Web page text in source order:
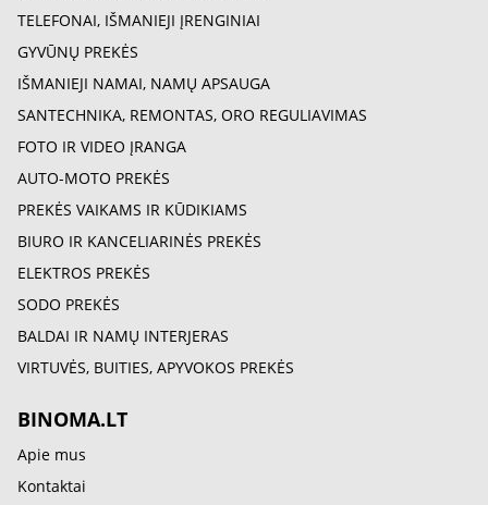
TELEFONAI, IŠMANIEJI ĮRENGINIAI
GYVŪNŲ PREKĖS
IŠMANIEJI NAMAI, NAMŲ APSAUGA
SANTECHNIKA, REMONTAS, ORO REGULIAVIMAS
FOTO IR VIDEO ĮRANGA
AUTO-MOTO PREKĖS
PREKĖS VAIKAMS IR KŪDIKIAMS
BIURO IR KANCELIARINĖS PREKĖS
ELEKTROS PREKĖS
SODO PREKĖS
BALDAI IR NAMŲ INTERJERAS
VIRTUVĖS, BUITIES, APYVOKOS PREKĖS
BINOMA.LT
Apie mus
Kontaktai